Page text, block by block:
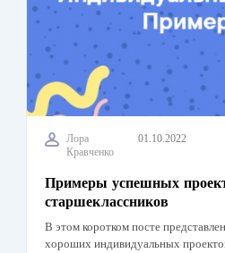
Лора
Кравченко
01.10.2022
Примеры успешных
старшеклассников
В этом коротком посте
хороших индивидуальных